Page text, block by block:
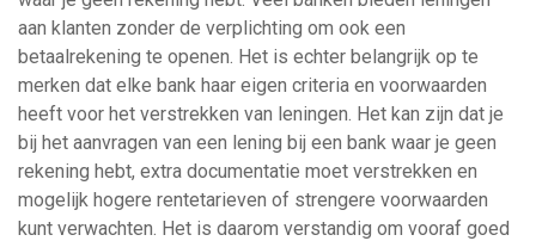
aan klanten zonder de verplichting om ook een
betaalrekening te openen. Het is echter belangrijk op te
merken dat elke bank haar eigen criteria en voorwaarden
heeft voor het verstrekken van leningen. Het kan zijn dat je
bij het aanvragen van een lening bij een bank waar je geen
rekening hebt, extra documentatie moet verstrekken en
mogelijk hogere rentetarieven of strengere voorwaarden
kunt verwachten. Het is daarom verstandig om vooraf goed